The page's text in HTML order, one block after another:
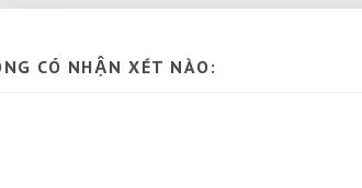
CÓ NHẬN XÉT NÀO: